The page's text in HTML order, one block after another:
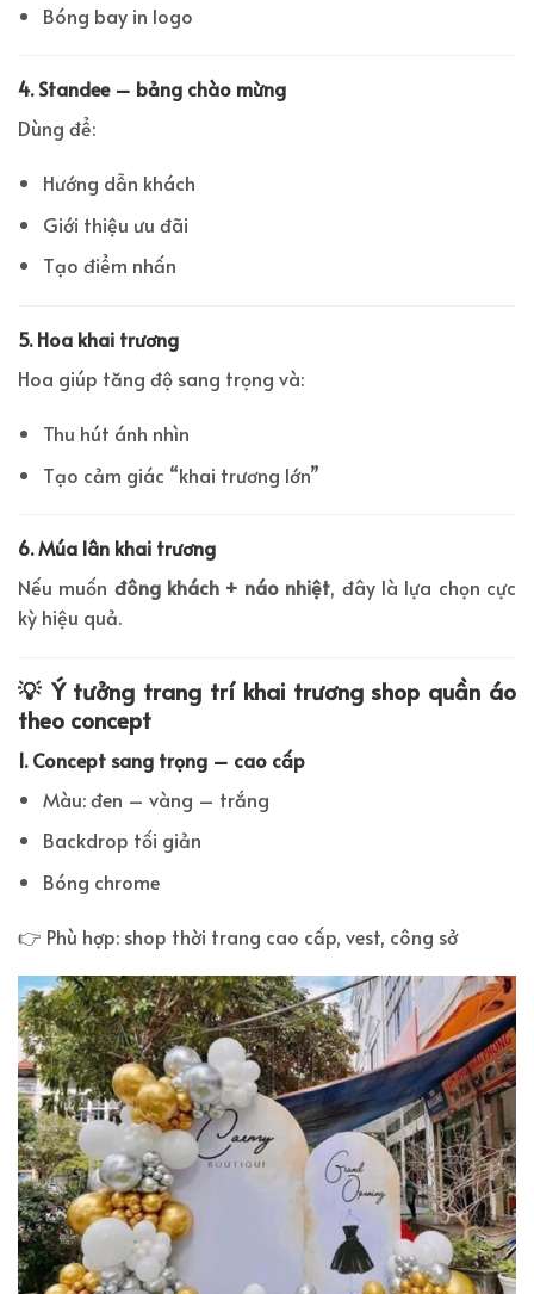
Bóng bay in logo
4. Standee – bảng chào mừng
Dùng để:
Hướng dẫn khách
Giới thiệu ưu đãi
Tạo điểm nhấn
5. Hoa khai trương
Hoa giúp tăng độ sang trọng và:
Thu hút ánh nhìn
Tạo cảm giác “khai trương lớn”
6. Múa lân khai trương
Nếu muốn đông khách + náo nhiệt, đây là lựa chọn cực
kỳ hiệu quả.
💡 Ý tưởng trang trí khai trương shop quần áo
theo concept
1. Concept sang trọng – cao cấp
Màu: đen – vàng – trắng
Backdrop tối giản
Bóng chrome
👉 Phù hợp: shop thời trang cao cấp, vest, công sở